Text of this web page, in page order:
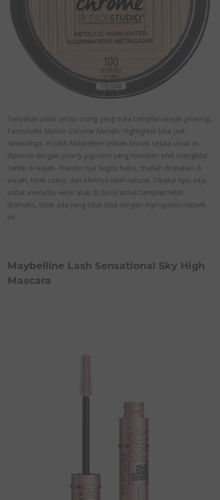
Tanyakan pada setiap orang yang suka tampilan wajah glowing,
Facestudio Master Chrome Metallic Highlighter bisa jadi
rahasianya. Produk Maybelline terbaik favorit sejuta umat ini
dipenuhi dengan pearly pigment yang memberi efek mengkilat
cantik di wajah. Powder-nya begitu halus, mudah diratakan di
wajah, tidak cakey, dan efeknya lebih natural. Dipakai tipis saja
untuk everyday wear atau di-builduntuk tampilan lebih
dramatis, tidak ada yang tidak bisa dengan highlighter metalik
ini.
Maybelline Lash Sensational Sky High
Mascara